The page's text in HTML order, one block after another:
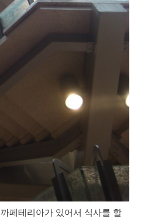
페테리아가 있어서 식사를 할